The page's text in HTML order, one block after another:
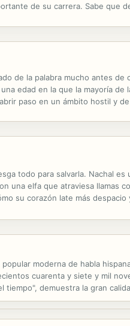
de su carrera. Sabe que
de la palabra mucho antes
edad en la que la mayoría
paso en un ámbito hostil y
todo para salvarla. Nachal
una elfa que atraviesa llamas
su corazón late más
moderna de habla
cuarenta y siete y mil
demuestra la gran
y a sus obsesiones, no...